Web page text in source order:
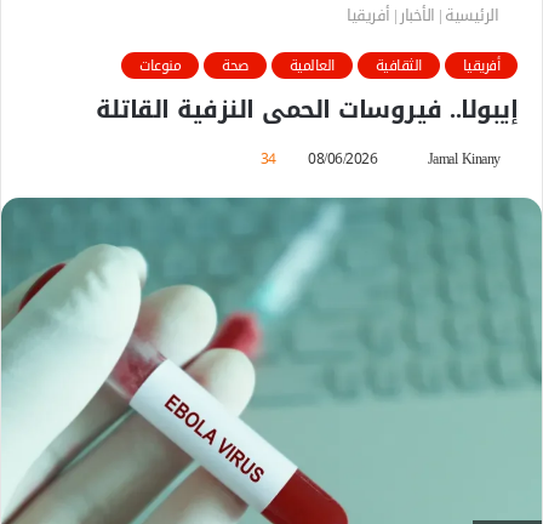
الرئيسية| الأخبار| أفريقيا
أفريقيا الثقافية العالمية صحة منوعات
إيبولا.. فيروسات الحمى النزفية القاتلة
Jamal Kinany
ا
08/06/2026
34